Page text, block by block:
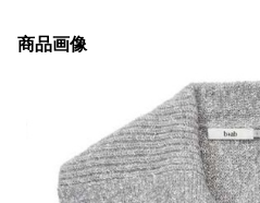
商品画像